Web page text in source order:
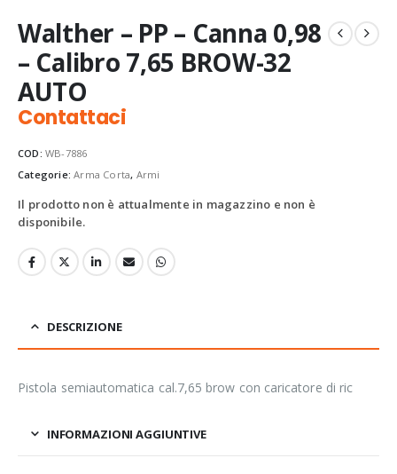
Walther – PP – Canna 0,98
– Calibro 7,65 BROW-32
AUTO
Contattaci
COD: WB-7886
Categorie:Arma Corta, Armi
Il prodotto non è attualmente in magazzino e non è
disponibile.
DESCRIZIONE
Pistola semiautomatica cal.7,65 brow con caricatore di ric
INFORMAZIONI AGGIUNTIVE